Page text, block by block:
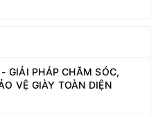
GIẢI PHÁP CHĂM SÓC,
VỆ GIÀY TOÀN DIỆN